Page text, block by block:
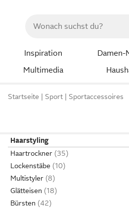
Inspiration Damen-
Multimedia
Startseite Sport Sportaccessoires
Haarstyling
Haartrockner
Lockenstäbe
Multistyler
Glätteisen
Bürsten